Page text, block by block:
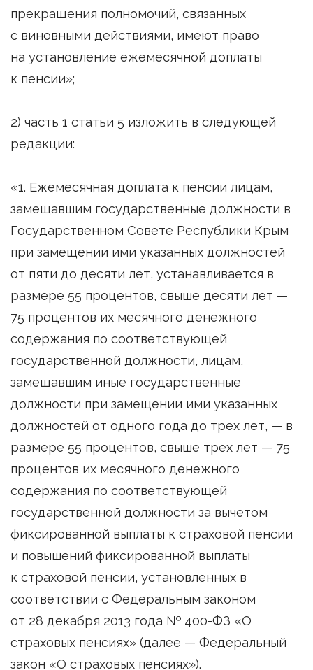
прекращения полномочий, связанных
с виновными действиями, имеют право
на установление ежемесячной доплаты
к пенсии»;
2) часть 1 статьи 5 изложить в следующей
редакции:
«1. Ежемесячная доплата к пенсии лицам,
замещавшим государственные должности в
Государственном Совете Республики Крым
при замещении ими указанных должностей
от пяти до десяти лет, устанавливается в
размере 55 процентов, свыше десяти лет —
75 процентов их месячного денежного
содержания по соответствующей
государственной должности, лицам,
замещавшим иные государственные
должности при замещении ими указанных
должностей от одного года до трех лет, — в
размере 55 процентов, свыше трех лет — 75
процентов их месячного денежного
содержания по соответствующей
государственной должности за вычетом
фиксированной выплаты к страховой пенсии
и повышений фиксированной выплаты
к страховой пенсии, установленных в
соответствии с Федеральным законом
от 28 декабря 2013 года № 400-ФЗ «О
страховых пенсиях» (далее — Федеральный
закон «О страховых пенсиях»).